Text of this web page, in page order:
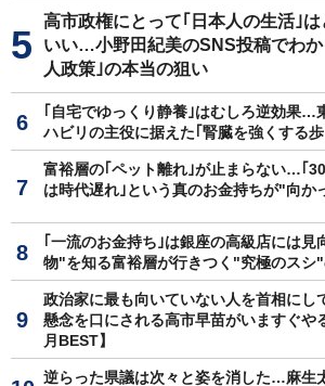
高市政権にとって｢日本人の生活｣は
いい…小野田紀美のSNS投稿でわか
人政策｣の本当の狙い
｢自宅でゆっくり静養｣はむしろ逆効果…
ハビリの主役に据えた｢腎臓を強くする
富裕層の｢ペット離れ｣が止まらない…｢
は時代遅れ｣という真のお金持ちが"向か
｢一流のお金持ち｣は銀座の高級店には
物"を知る富裕層が行きつく"究極のスシ
政治家に最も向いていない人を首相に
懸念を口にされる高市早苗がいますぐや
月BEST】
逆らった県議は次々と姿を消した…麻生